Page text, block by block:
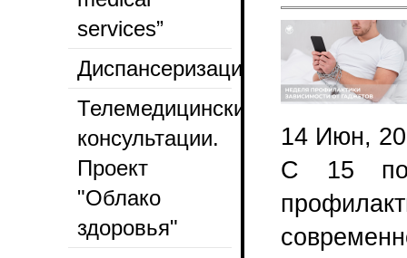
services”
Диспансеризация
Телемедицинские
консультации.
Проект
"Облако
здоровья"
14 Июн,
С 15 по